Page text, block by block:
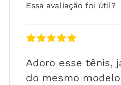
Essa avaliação foi útil?
Adoro esse tênis,
do mesmo